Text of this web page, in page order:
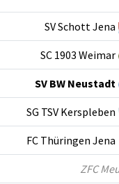
SV Schott Jena
SC 1903 Weimar
SV BW Neustadt
SG TSV Kerspleben
FC Thüringen Jena
ZFC